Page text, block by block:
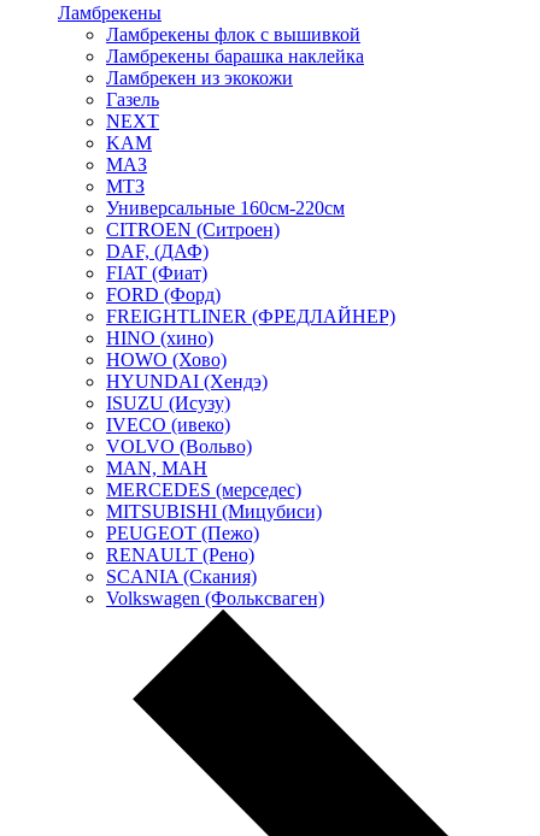
Ламбрекены
Ламбрекены флок с вышивкой
Ламбрекены барашка наклейка
Ламбрекен из экокожи
Газель
NEXT
KAM
МАЗ
МТЗ
Универсальные 160см-220см
CITROEN (Ситроен)
DAF, (ДАФ)
FIAT (Фиат)
FORD (Форд)
FREIGHTLINER (ФРЕДЛАЙНЕР)
HINO (хино)
HOWO (Хово)
HYUNDAI (Хендэ)
ISUZU (Исузу)
IVECO (ивеко)
VOLVO (Вольво)
MAN, МАН
MERCEDES (мерседес)
MITSUBISHI (Мицубиси)
PEUGEOT (Пежо)
RENAULT (Рено)
SCANIA (Скания)
Volkswagen (Фольксваген)